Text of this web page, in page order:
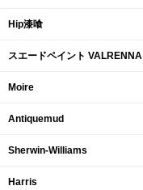
Hip漆喰
スエードペイント VALRENNA
Moire
Antiquemud
Sherwin-Williams
Harris